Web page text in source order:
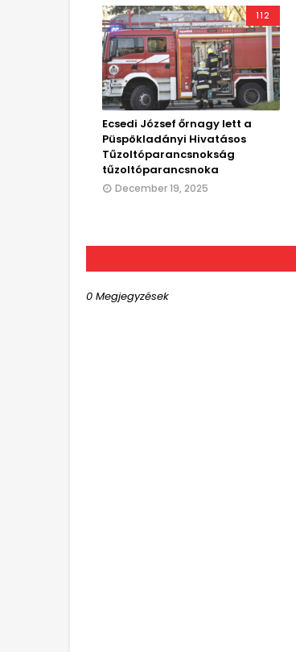
112
Ecsedi József őrnagy lett a
Püspökladányi Hivatásos
Tűzoltóparancsnokság
tűzoltóparancsnoka
December 19, 2025
0 Megjegyzések